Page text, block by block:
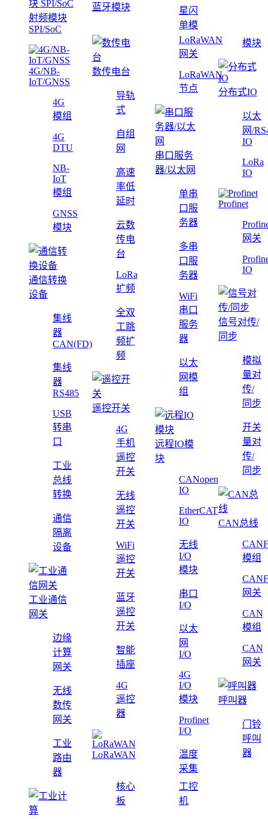
射频模块
SPI/SoC
蓝牙模块
星闪
单模
4G/NB-
IoT/GNSS
4G
模组
4G
DTU
NB-
IoT
模组
GNSS
模块
通信转换
设备
集线
器
CAN(FD)
集线
器
RS485
USB
转串
口
工业
总线
转换
通信
隔离
设备
工业通信
网关
边缘
计算
网关
无线
数传
网关
工业
路由
器
数传电台
导轨
式
自组
网
高速
率低
延时
云数
传电
台
LoRa
扩频
全双
工跳
频扩
频
遥控开关
4G
手机
遥控
开关
无线
遥控
开关
WiFi
遥控
开关
蓝牙
遥控
开关
智能
插座
4G
遥控
器
LoRaWAN
LoRaWAN
网关
LoRaWAN
节点
串口服务
器/以太网
单串
口服
务器
多串
口服
务器
WiFi
串口
服务
器
以太
网模
组
远程IO模
块
CANopen
IO
EtherCAT
IO
无线
I/O
模块
串口
I/O
以太
网
I/O
4G
I/O
模块
Profinet
I/O
温度
采集
模块
分布式IO
以太
网/
IO
LoRa
IO
Profinet
网关
IO
信号对传/
同步
模拟
量对
传/
同步
开关
量对
传/
同步
CAN总线
模组
网关
CAN
模组
CAN
网关
呼叫器
门铃
呼叫
器
核心
板
工控
机